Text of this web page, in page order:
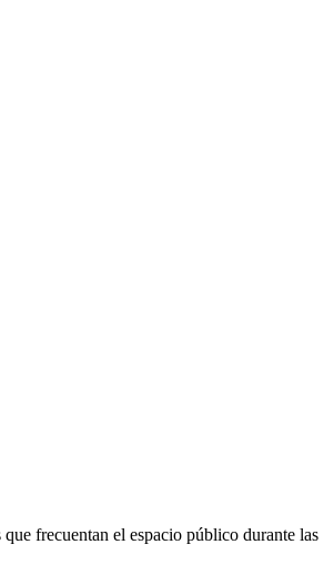
frecuentan el espacio público durante las